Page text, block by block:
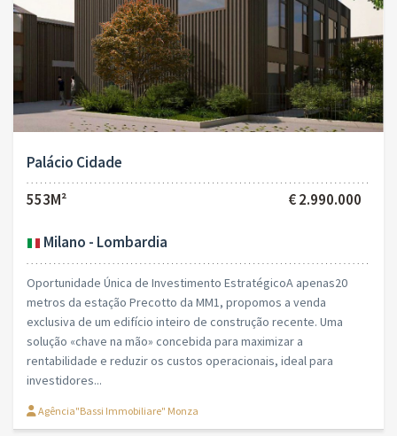
Palácio Cidade
553M²
€ 2.990.000
Milano - Lombardia
Oportunidade Única de Investimento EstratégicoA apenas20
metros da estação Precotto da MM1, propomos a venda
exclusiva de um edifício inteiro de construção recente. Uma
solução «chave na mão» concebida para maximizar a
rentabilidade e reduzir os custos operacionais, ideal para
investidores...
Agência"Bassi Immobiliare" Monza